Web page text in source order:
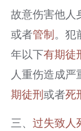
故意伤害他人
或者管制。犯
年以下有期徒
人重伤造成
期徒刑或者死
三、 过失致人